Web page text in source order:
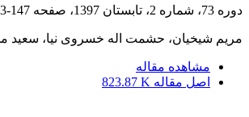
دوره 73، شماره 2، تابستان 1397، صفحه 147-153
مریم شیخیان، حشمت اله خسروی نیا، سعید
مشاهده مقاله
اصل مقاله 823.87 K